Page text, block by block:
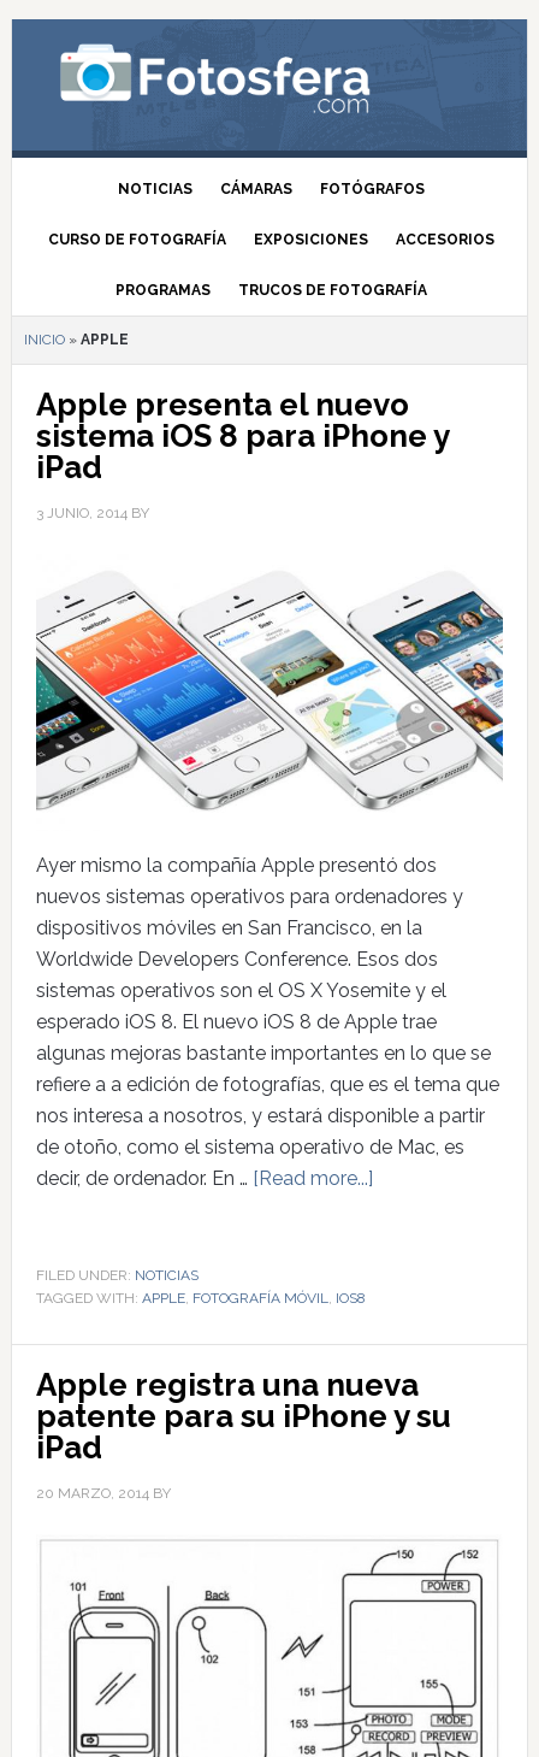
NOTICIAS CÁMARAS FOTÓGRAFOS
CURSO DE FOTOGRAFÍA EXPOSICIONES ACCESORIOS
PROGRAMAS TRUCOS DE FOTOGRAFÍA
INICIO» APPLE
Apple presenta el nuevo
sistema iOS 8 para iPhone y
iPad
3 JUNIO, 2014BY
Ayer mismo la compañía Apple presentó dos
nuevos sistemas operativos para ordenadores y
dispositivos móviles en San Francisco, en la
Worldwide Developers Conference. Esos dos
sistemas operativos son el OS X Yosemite y el
esperado iOS 8. El nuevo iOS 8 de Apple trae
algunas mejoras bastante importantes en lo que se
refiere a a edición de fotografías, que es el tema que
nos interesa a nosotros, y estará disponible a partir
de otoño, como el sistema operativo de Mac, es
decir, de ordenador. En … [Read more...]
FILED UNDER: NOTICIAS
TAGGED WITH: APPLE, FOTOGRAFÍA MÓVIL, IOS8
Apple registra una nueva
patente para su iPhone y su
iPad
20 MARZO, 2014BY